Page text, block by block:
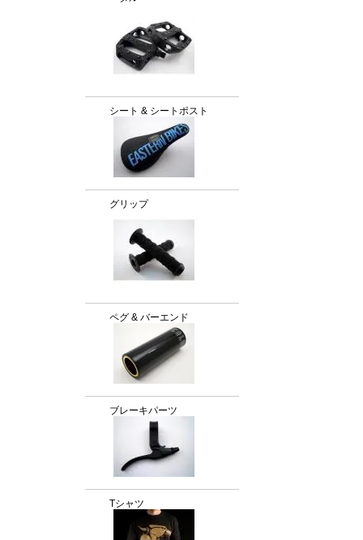
シート & シートポスト
グリップ
ペグ & バーエンド
ブレーキパーツ
Tシャツ